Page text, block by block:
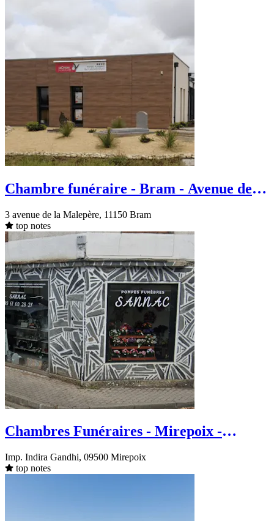
Chambre funéraire - Bram - Avenue de la
3 avenue de la Malepère, 11150 Bram
top notes
Chambres Funéraires - Mirepoix -
Imp. Indira Gandhi, 09500 Mirepoix
top notes